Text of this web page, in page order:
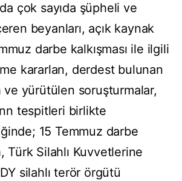
çok sayıda şüpheli ve
beyanları, açık kaynak
darbe kalkışması ile ilgili
kararlan, derdest bulunan
ve yürütülen soruşturmalar,
tespitleri birlikte
15 Temmuz darbe
Türk Silahlı Kuvvetlerine
silahlı terör örgütü